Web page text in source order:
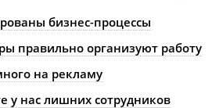
бизнес-процессы
правильно организуют работу
на рекламу
у нас лишних сотрудников